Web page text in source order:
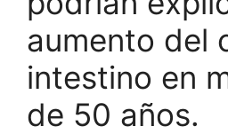
aumento del
intestino en
de 50 años.